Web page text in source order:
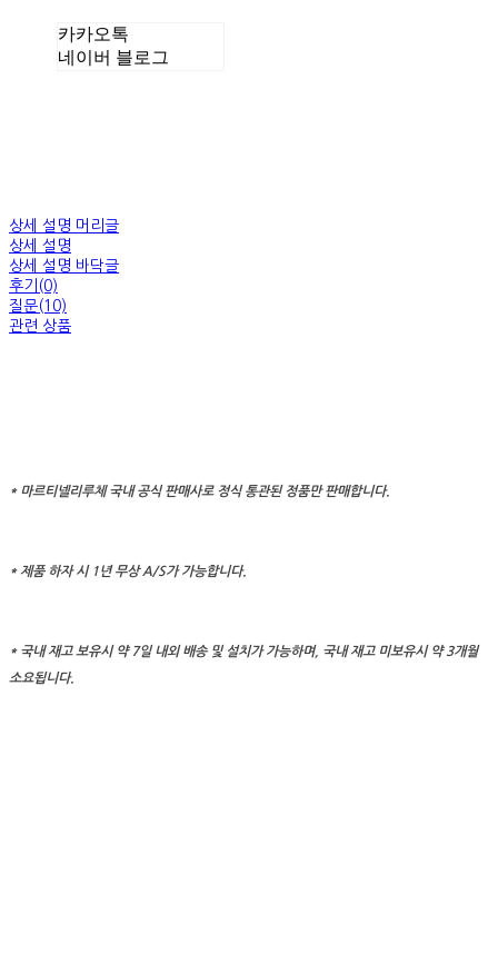
카카오톡
네이버 블로그
상세 설명 머리글
상세 설명
상세 설명 바닥글
후기(0)
질문(10)
관련 상품
* 마르티넬리루체 국내 공식 판매사로 정식 통관된 정품만 판매합니다.
* 제품 하자 시 1년 무상 A/S가 가능합니다.
* 국내 재고 보유시 약 7일 내외 배송 및 설치가 가능하며, 국내 재고 미보유시 약 3개월
소요됩니다.